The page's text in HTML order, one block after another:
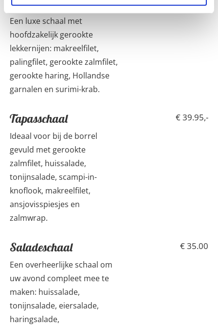
pers. € 67.50
Een luxe schaal met
hoofdzakelijk gerookte
lekkernijen: makreelfilet,
palingfilet, gerookte zalmfilet,
gerookte haring, Hollandse
garnalen en surimi-krab.
Tapasschaal € 39.95,-
Ideaal voor bij de borrel
gevuld met gerookte
zalmfilet, huissalade,
tonijnsalade, scampi-in-
knoflook, makreelfilet,
ansjovisspiesjes en
zalmwrap.
Saladeschaal € 35.00
Een overheerlijke schaal om
uw avond compleet mee te
maken: huissalade,
tonijnsalade, eiersalade,
haringsalade,